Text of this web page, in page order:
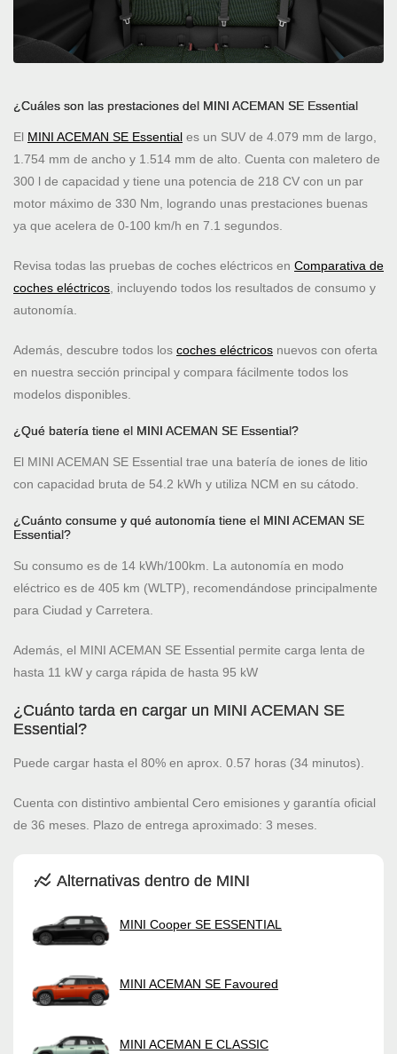
¿Cuáles son las prestaciones del MINI ACEMAN SE Essential
El MINI ACEMAN SE Essential es un SUV de 4.079 mm de largo,
1.754 mm de ancho y 1.514 mm de alto. Cuenta con maletero de
300 l de capacidad y tiene una potencia de 218 CV con un par
motor máximo de 330 Nm, logrando unas prestaciones buenas
ya que acelera de 0-100 km/h en 7.1 segundos.
Revisa todas las pruebas de coches eléctricos en Comparativa de
coches eléctricos , incluyendo todos los resultados de consumo y
autonomía.
Además, descubre todos los coches eléctricos nuevos con oferta
en nuestra sección principal y compara fácilmente todos los
modelos disponibles.
¿Qué batería tiene el MINI ACEMAN SE Essential?
El MINI ACEMAN SE Essential trae una batería de iones de litio
con capacidad bruta de 54.2 kWh y utiliza NCM en su cátodo.
¿Cuánto consume y qué autonomía tiene el MINI ACEMAN SE
Essential?
Su consumo es de 14 kWh/100km. La autonomía en modo
eléctrico es de 405 km (WLTP), recomendándose principalmente
para Ciudad y Carretera.
Además, el MINI ACEMAN SE Essential permite carga lenta de
hasta 11 kW y carga rápida de hasta 95 kW
¿Cuánto tarda en cargar un MINI ACEMAN SE
Essential?
Puede cargar hasta el 80% en aprox. 0.57 horas (34 minutos).
Cuenta con distintivo ambiental Cero emisiones y garantía oficial
de 36 meses. Plazo de entrega aproximado: 3 meses.
Alternativas dentro de MINI
MINI Cooper SE ESSENTIAL
MINI ACEMAN SE Favoured
MINI ACEMAN E CLASSIC